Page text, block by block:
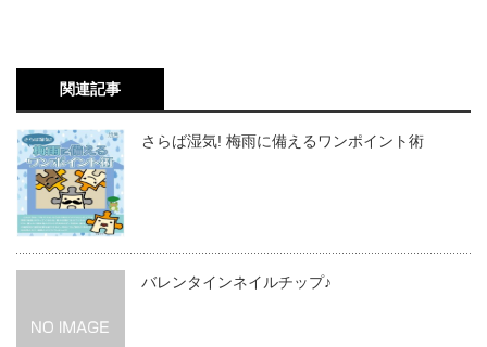
関連記事
さらば湿気! 梅雨に備えるワンポイント術
バレンタインネイルチップ♪